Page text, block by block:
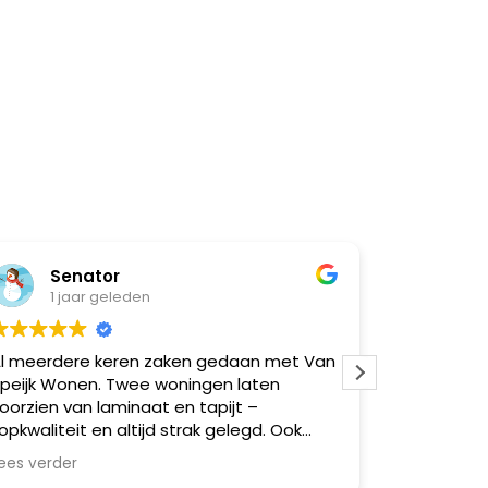
Senator
1 jaar geleden
meerdere keren zaken gedaan met Van
Wonen. Twee woningen laten
van laminaat en tapijt –
en altijd strak gelegd. Ook
vrienden via mij geholpen,
zeer tevreden. Betrouwbaar,
verder